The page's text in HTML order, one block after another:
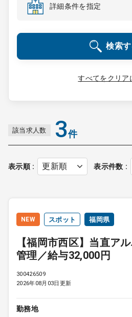
転職ノウハウ
9:00 ～
0120-
採用をお考えの医療機関の方
詳細条件を指定
検索
すべてをクリア
該当求人数 3件
表示順 表示件数
NEW スポット 福岡県
【福岡市西区】当直ア
管理／給与32,000円
300426509
2026年08月03日更新
勤務地